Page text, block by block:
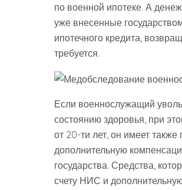
по военной ипотеке. А
уже внесенные
ипотечного кредита,
требуется.
Если военнослужащий
состоянию здоровья, при
от 20-ти лет, он имеет также
дополнительную
государства. Средства,
счету НИС и